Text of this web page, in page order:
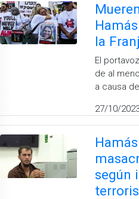
la
El
de al
a causa
27/10/
según